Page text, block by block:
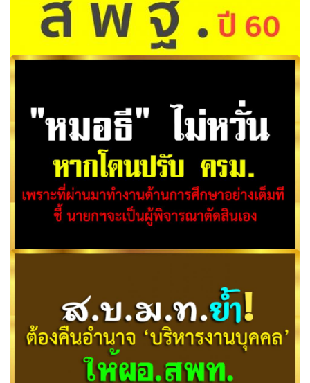
จับตาสอบครูผู้ช่วย สพฐ.ปี60 กรณีรัฐเปิดช่องให้ผู้ที่ไม่ได้เรียน
ครูมาเป็นครูได้
"หมอธี" ไม่หวั่นหากโดนปรับ ครม. ประยุทธ์ 5 เพราะที่ผ่านมา
ทำงานด้านการศึกษาอย่างเต็มที ชี้